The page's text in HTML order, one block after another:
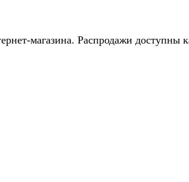
магазина. Распродажи